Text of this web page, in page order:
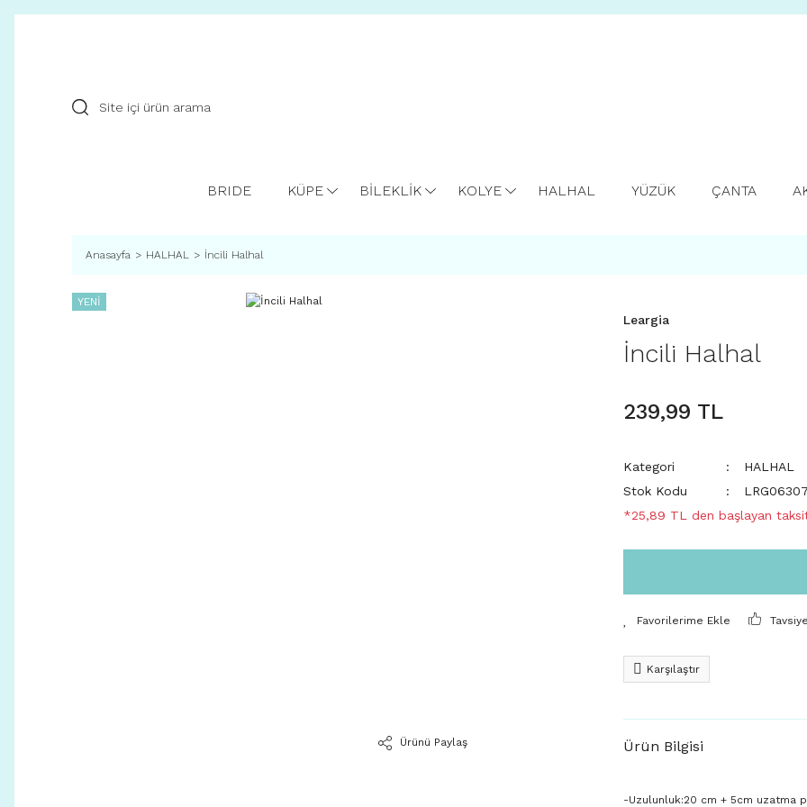
BRIDE KÜPE BİLEKLİK KOLYE HALHAL YÜZÜK ÇANTA
Anasayfa HALHAL İncili Halhal
YENİ
Ürünü Paylaş
Leargia
İncili Halhal
239,99 TL
Kategori
HALHAL
Stok Kodu
*25,89 TL den başlayan
Karşılaştır
Ürün Bilgisi
-Uzulunluk:20 cm + 5cm uzatma